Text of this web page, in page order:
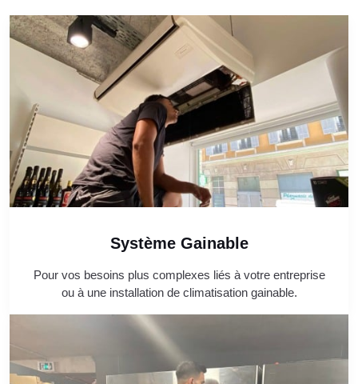
Système Gainable
Pour vos besoins plus complexes liés à votre entreprise
ou à une installation de climatisation gainable.